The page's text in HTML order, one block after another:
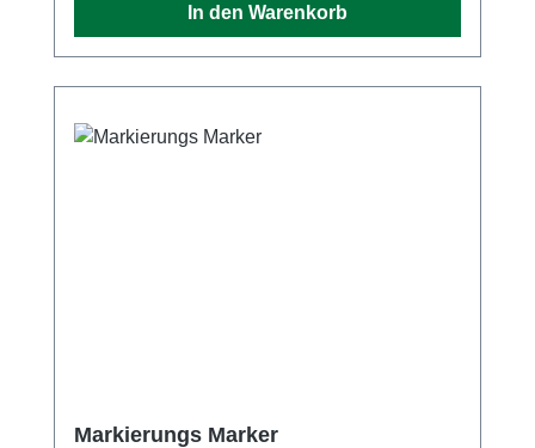
In den Warenkorb
Markierungs Marker